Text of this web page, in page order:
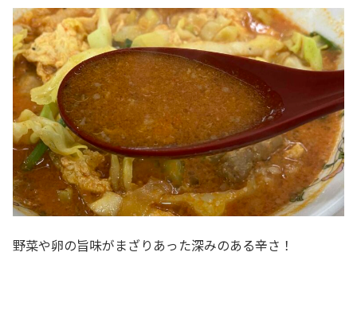
野菜や卵の旨味がまざりあった深みのある辛さ！